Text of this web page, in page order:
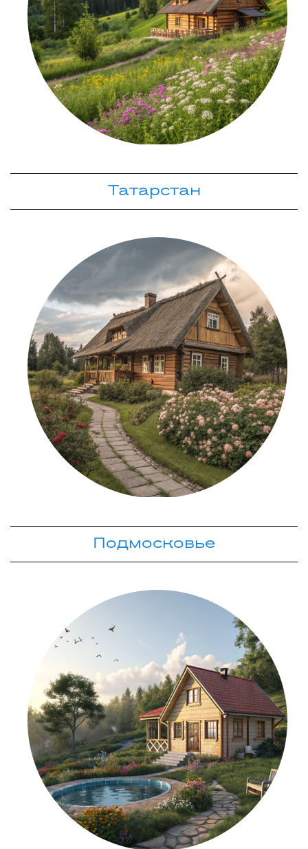
Татарстан
Подмосковье